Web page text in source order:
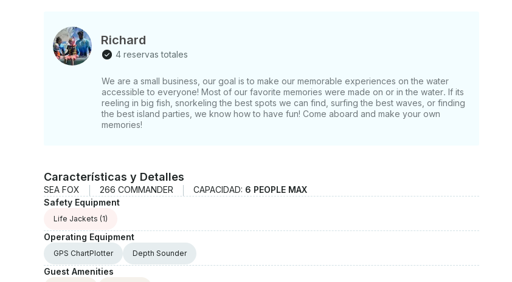
Richard
4 reservas totales
We are a small business, our goal is to make our memorable experiences on the water
accessible to everyone! Most of our favorite memories were made on or in the water. If its
reeling in big fish, snorkeling the best spots we can find, surfing the best waves, or finding
the best island parties, we know how to have fun! Come aboard and make your own
memories!
Características y Detalles
SEA FOX 266 COMMANDER CAPACIDAD: 6 PEOPLE MAX
Safety Equipment
Life Jackets (1)
Operating Equipment
GPS ChartPlotter Depth Sounder
Guest Amenities